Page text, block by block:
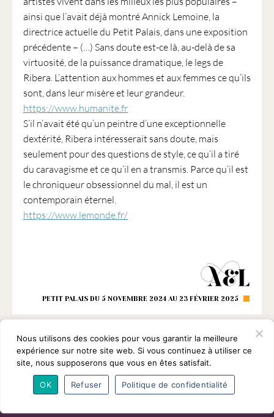
ainsi que l’avait déjà montré Annick Lemoine, la
directrice actuelle du Petit Palais, dans une exposition
précédente – (…) Sans doute est-ce là, au-delà de sa
virtuosité, de la puissance dramatique, le legs de
Ribera. L’attention aux hommes et aux femmes ce qu’ils
sont, dans leur misère et leur grandeur.
https://www.humanite.fr
S’il n’avait été qu’un peintre d’une exceptionnelle
dextérité, Ribera intéresserait sans doute, mais
seulement pour des questions de style, ce qu’il a tiré
du caravagisme et ce qu’il en a transmis. Parce qu’il est
le chroniqueur obsessionnel du mal, il est un
contemporain éternel.
https://www.lemonde.fr/
PETIT PALAIS DU 5 NOVEMBRE 2024 AU 23 FÉVRIER 2025
L’association Programmes
Intervenants
Nous utilisons des cookies pour vous garantir la meilleure
expérience sur notre site web. Si vous continuez à utiliser ce
site, nous supposerons que vous en êtes satisfait.
OK Refuser Politique de confidentialité